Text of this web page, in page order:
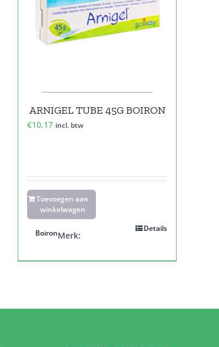
ARNIGEL TUBE 45G BOIRON
€10,17 incl. btw
Toevoegen aan
winkelwagen
Details
Merk:
Boiron